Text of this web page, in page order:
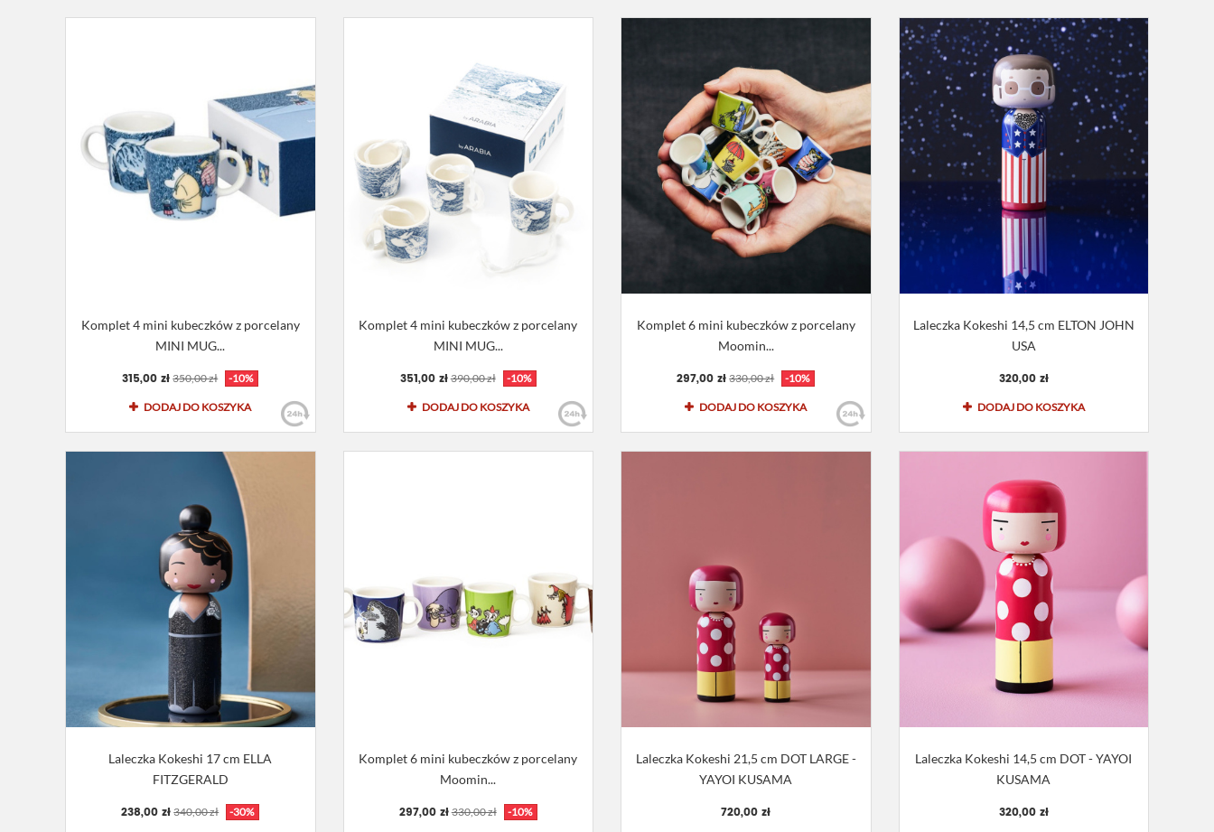
Komplet 4 mini kubeczków z porcelany
MINI MUG...
315,00 zł 350,00 zł -10%
DODAJ DO KOSZYKA
Komplet 4 mini kubeczków z porcelany
MINI MUG...
351,00 zł 390,00 zł -10%
DODAJ DO KOSZYKA
Komplet 6 mini kubeczków z porcelany
Moomin...
297,00 zł 330,00 zł -10%
DODAJ DO KOSZYKA
Laleczka Kokeshi 14,5 cm ELTON JOHN
USA
320,00 zł
DODAJ DO KOSZYKA
Laleczka Kokeshi 17 cm ELLA
FITZGERALD
238,00 zł 340,00 zł -30%
Komplet 6 mini kubeczków z porcelany
Moomin...
297,00 zł 330,00 zł -10%
Laleczka Kokeshi 21,5 cm DOT LARGE -
YAYOI KUSAMA
720,00 zł
Laleczka Kokeshi 14,5 cm DOT - YAYOI
KUSAMA
320,00 zł